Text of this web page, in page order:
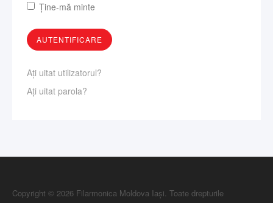
Ţine-mă minte
Aţi uitat utilizatorul?
Aţi uitat parola?
Copyright © 2026 Filarmonica Moldova Iași. Toate drepturile